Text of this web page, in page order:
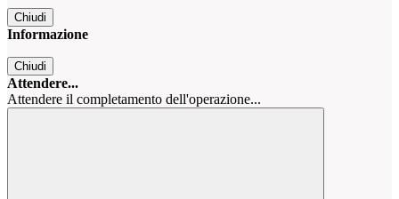
Chiudi
Informazione
Chiudi
Attendere...
Attendere il completamento dell'operazione...